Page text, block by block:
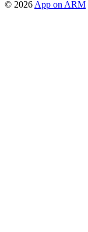
© 2026 App on ARM